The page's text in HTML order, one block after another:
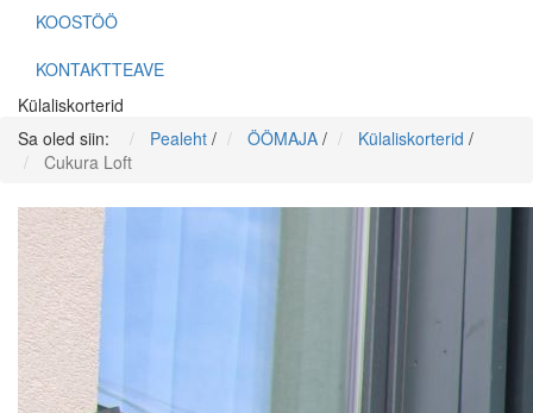
KOOSTÖÖ
KONTAKTTEAVE
Külaliskorterid
Sa oled siin:
Pealeht / ÖÖMAJA / Külaliskorterid /
Cukura Loft